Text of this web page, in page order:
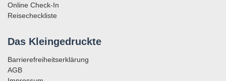
Online Check-In
Reisecheckliste
Das Kleingedruckte
Barrierefreiheitserklärung
AGB